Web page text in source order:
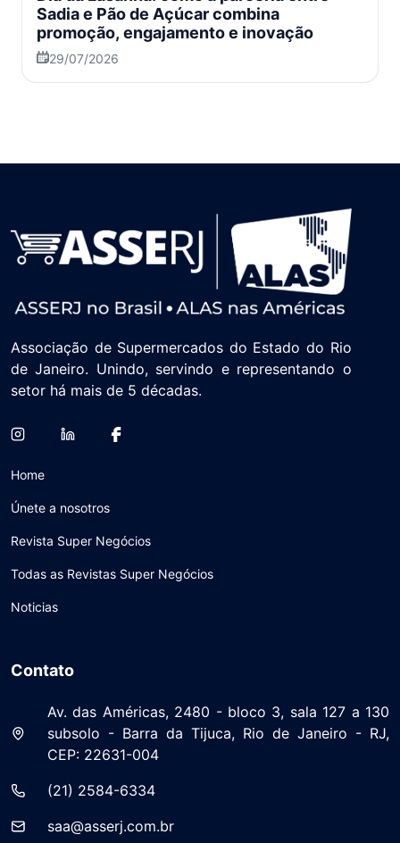
Sadia e Pão de Açúcar combina
promoção, engajamento e inovação
29/07/2026
Associação de Supermercados do Estado do Rio
de Janeiro. Unindo, servindo e representando o
setor há mais de 5 décadas.
Home
Únete a nosotros
Revista Super Negócios
Todas as Revistas Super Negócios
Noticias
Contato
Av. das Américas, 2480 - bloco 3, sala 127 a 130
subsolo - Barra da Tijuca, Rio de Janeiro - RJ,
CEP: 22631-004
(21) 2584-6334
saa@asserj.com.br